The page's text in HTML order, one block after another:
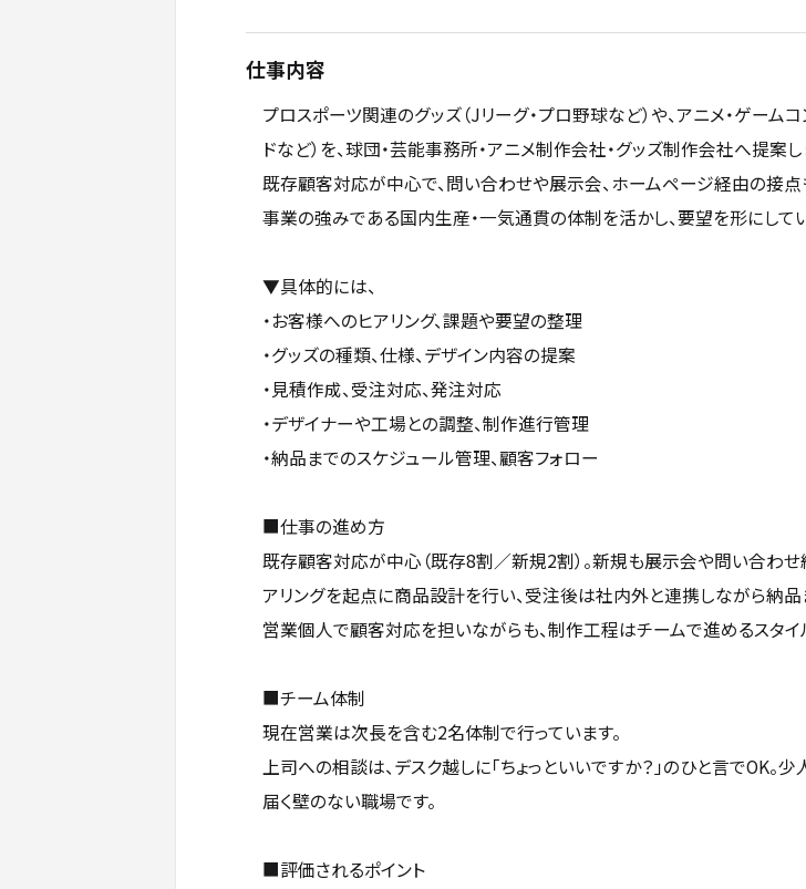
仕事内容
プロスポーツ関連のグッズ（Jリーグ・プロ野球など）や、アニメ・ゲームコ
ドなど）を、球団・芸能事務所・アニメ制作会社・グッズ制作会社へ提案し
既存顧客対応が中心で、問い合わせや展示会、ホームページ経由の接
事業の強みである国内生産・一気通貫の体制を活かし、要望を形にしてい
▼具体的には、
・お客様へのヒアリング、課題や要望の整理
・グッズの種類、仕様、デザイン内容の提案
・見積作成、受注対応、発注対応
・デザイナーや工場との調整、制作進行管理
・納品までのスケジュール管理、顧客フォロー
■仕事の進め方
既存顧客対応が中心（既存8割／新規2割）。新規も展示会や問い合わせ
アリングを起点に商品設計を行い、受注後は社内外と連携しながら納品
営業個人で顧客対応を担いながらも、制作工程はチームで進めるスタイ
■チーム体制
現在営業は次長を含む2名体制で行っています。
上司への相談は、デスク越しに「ちょっといいですか？」のひと言でOK。
届く壁のない職場です。
■評価されるポイント